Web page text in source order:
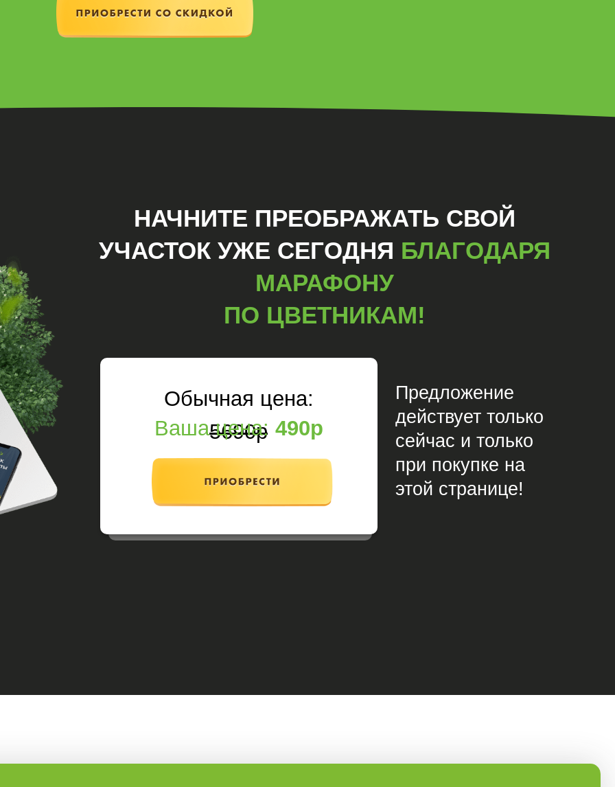
НАЧНИТЕ ПРЕОБРАЖАТЬ СВОЙ
УЧАСТОК УЖЕ СЕГОДНЯ БЛАГОДАРЯ
МАРАФОНУ
ПО ЦВЕТНИКАМ!
Предложение
действует только
сейчас и только
при покупке на
этой странице!
Обычная цена:
5690p
Ваша цена: 490p
НАЧНИТЕ ПРЕОБРАЖАТЬ СВОЙ
УЧАСТОК УЖЕ СЕГОДНЯ